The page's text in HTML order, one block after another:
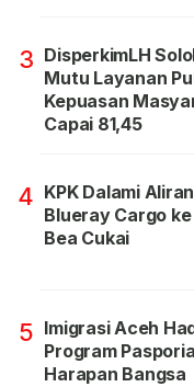
3 DisperkimLH
Mutu Layanan
Kepuasan
Capai 81,45
4 KPK Dalami
Blueray Cargo
Bea Cukai
5 Imigrasi Aceh
Program
Harapan Bangsa